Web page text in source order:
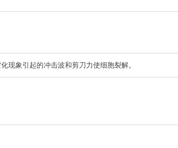
现象引起的冲击波和剪刀力使细胞裂解。